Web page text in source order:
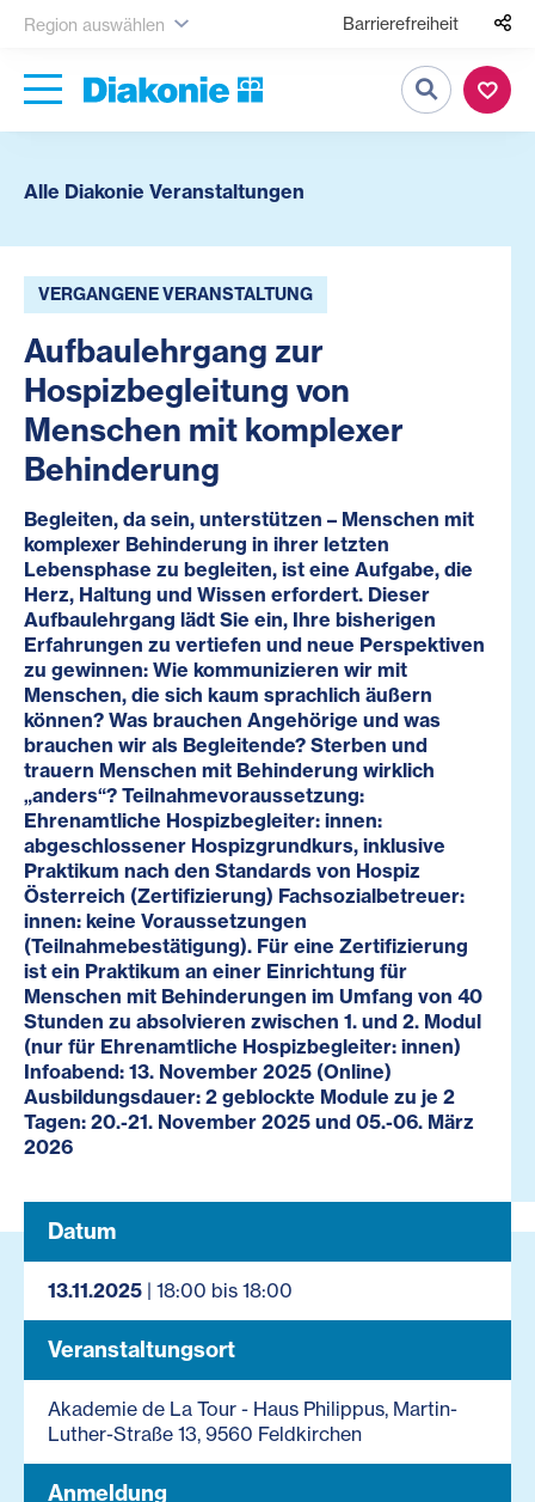
Region auswählen Barrierefreiheit
Suche
Alle Diakonie Veranstaltungen
VERGANGENE VERANSTALTUNG
Aufbaulehrgang zur
Hospizbegleitung von
Menschen mit komplexer
Behinderung
Begleiten, da sein, unterstützen – Menschen mit
komplexer Behinderung in ihrer letzten
Lebensphase zu begleiten, ist eine Aufgabe, die
Herz, Haltung und Wissen erfordert. Dieser
Aufbaulehrgang lädt Sie ein, Ihre bisherigen
Erfahrungen zu vertiefen und neue Perspektiven
zu gewinnen: Wie kommunizieren wir mit
Menschen, die sich kaum sprachlich äußern
können? Was brauchen Angehörige und was
brauchen wir als Begleitende? Sterben und
trauern Menschen mit Behinderung wirklich
„anders“? Teilnahmevoraussetzung:
Ehrenamtliche Hospizbegleiter: innen:
abgeschlossener Hospizgrundkurs, inklusive
Praktikum nach den Standards von Hospiz
Österreich (Zertifizierung) Fachsozialbetreuer:
innen: keine Voraussetzungen
(Teilnahmebestätigung). Für eine Zertifizierung
ist ein Praktikum an einer Einrichtung für
Menschen mit Behinderungen im Umfang von 40
Stunden zu absolvieren zwischen 1. und 2. Modul
(nur für Ehrenamtliche Hospizbegleiter: innen)
Infoabend: 13. November 2025 (Online)
Ausbildungsdauer: 2 geblockte Module zu je 2
Tagen: 20.-21. November 2025 und 05.-06. März
2026
Datum
13.11.2025 | 18:00 bis 18:00
Veranstaltungsort
Akademie de La Tour - Haus Philippus, Martin-
Luther-Straße 13, 9560 Feldkirchen
Anmeldung